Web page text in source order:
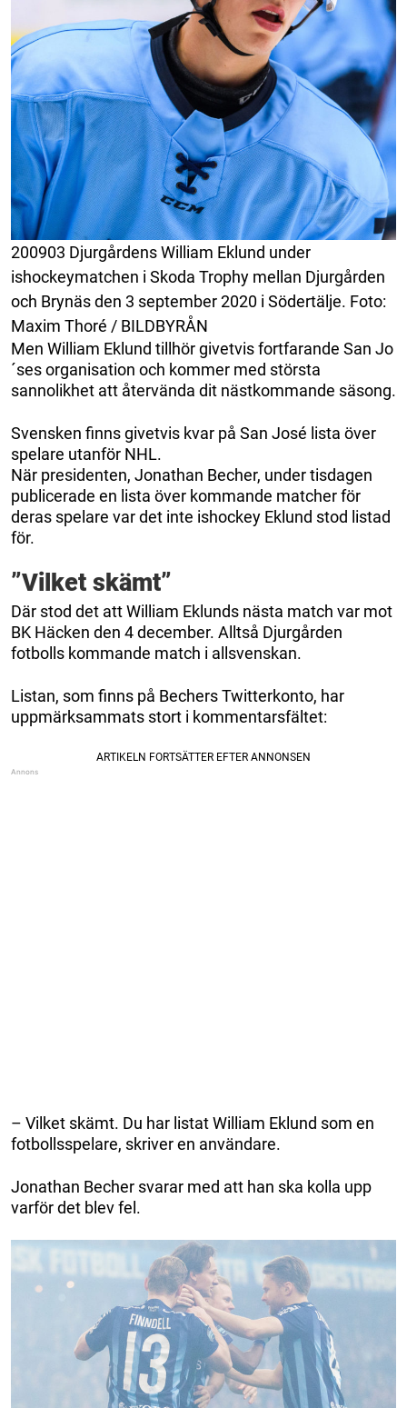
200903 Djurgårdens William Eklund under
ishockeymatchen i Skoda Trophy mellan Djurgården
och Brynäs den 3 september 2020 i Södertälje. Foto:
Maxim Thoré / BILDBYRÅN
Men William Eklund tillhör givetvis fortfarande San Jo
´ses organisation och kommer med största
sannolikhet att återvända dit nästkommande säsong.
Svensken finns givetvis kvar på San José lista över
spelare utanför NHL.
När presidenten, Jonathan Becher, under tisdagen
publicerade en lista över kommande matcher för
deras spelare var det inte ishockey Eklund stod listad
för.
”Vilket skämt”
Där stod det att William Eklunds nästa match var mot
BK Häcken den 4 december. Alltså Djurgården
fotbolls kommande match i allsvenskan.
Listan, som finns på Bechers Twitterkonto, har
uppmärksammats stort i kommentarsfältet:
– Vilket skämt. Du har listat William Eklund som en
fotbollsspelare, skriver en användare.
Jonathan Becher svarar med att han ska kolla upp
varför det blev fel.